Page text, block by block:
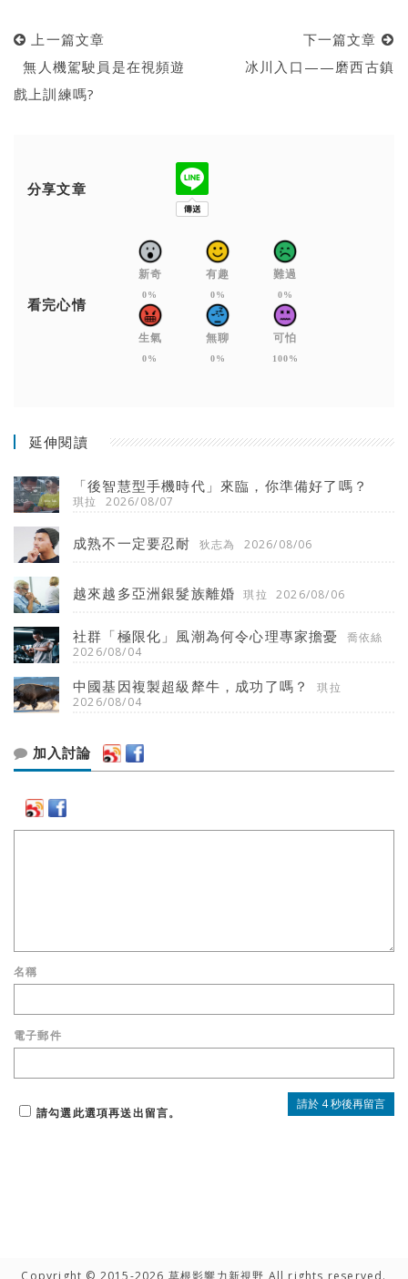
上一篇文章
無人機駕駛員是在視頻遊
戲上訓練嗎?
下一篇文章
冰川入口——磨西古鎮
分享文章
看完心情
新奇
0%
有趣
0%
難過
0%
生氣
0%
無聊
0%
可怕
100%
延伸閱讀
「後智慧型手機時代」來臨，你準備好了嗎？
琪拉 2026/08/07
成熟不一定要忍耐 狄志為 2026/08/06
越來越多亞洲銀髮族離婚 琪拉 2026/08/06
社群「極限化」風潮為何令心理專家擔憂
喬依絲
2026/08/04
中國基因複製超級犛牛，成功了嗎？
琪拉
2026/08/04
加入討論
名稱
電子郵件
請勾選此選項再送出留言。
Copyright © 2015-2026 草根影響力新視野 All rights reserved.